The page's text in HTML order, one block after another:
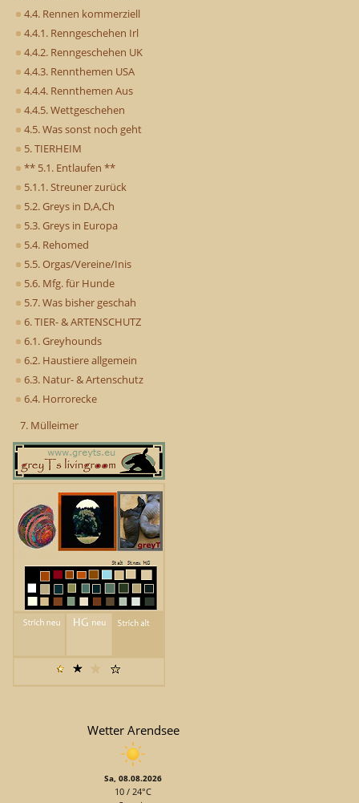
4.4. Rennen kommerziell
4.4.1. Renngeschehen Irl
4.4.2. Renngeschehen UK
4.4.3. Rennthemen USA
4.4.4. Rennthemen Aus
4.4.5. Wettgeschehen
4.5. Was sonst noch geht
5. TIERHEIM
** 5.1. Entlaufen **
5.1.1. Streuner zurück
5.2. Greys in D,A,Ch
5.3. Greys in Europa
5.4. Rehomed
5.5. Orgas/Vereine/Inis
5.6. Mfg. für Hunde
5.7. Was bisher geschah
6. TIER- & ARTENSCHUTZ
6.1. Greyhounds
6.2. Haustiere allgemein
6.3. Natur- & Artenschutz
6.4. Horrorecke
7. Mülleimer
Wetter Arendsee
Sa, 08.08.2026
10 / 24°C